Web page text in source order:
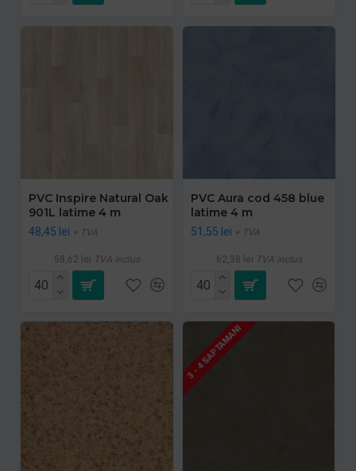
PVC Inspire Natural Oak
901L latime 4 m
48,45 lei + TVA
58,62 lei TVA inclus
PVC Aura cod 458 blue
latime 4 m
51,55 lei + TVA
62,38 lei TVA inclus
3 - 4 SAPTAMANI